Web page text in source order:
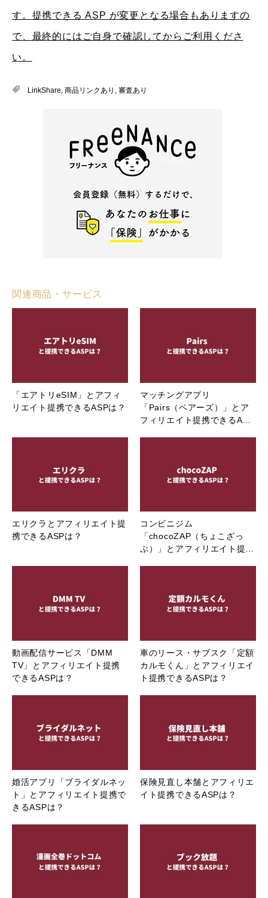
す。提携できる ASP が変更となる場合もありますの
で、最終的にはご自身で確認してからご利用くださ
い。
LinkShare, 商品リンクあり , 審査あり
関連商品・サービス
「エアトリeSIM」とアフィ
リエイト提携できるASPは？
マッチングアプリ
「Pairs（ペアーズ）」とア
フィリエイト提携できるA…
エリクラとアフィリエイト提
携できるASPは？
コンビニジム
「chocoZAP（ちょこざっ
ぷ）」とアフィリエイト提…
動画配信サービス「DMM
TV」とアフィリエイト提携
できるASPは？
車のリース・サブスク「定額
カルモくん」とアフィリエイ
ト提携できるASPは？
婚活アプリ「ブライダルネッ
ト」とアフィリエイト提携で
きるASPは？
保険見直し本舗とアフィリエ
イト提携できるASPは？